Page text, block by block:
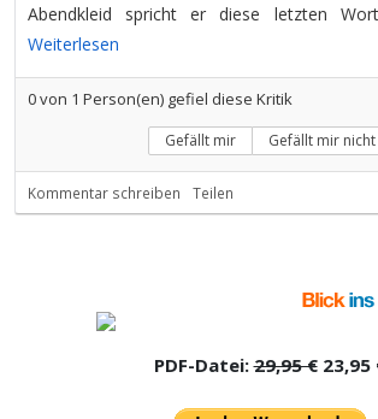
Abendkleid spricht er diese letzten
Weiterlesen
0von 1 Person(en) gefiel diese Kritik
Gefällt mir Gefällt mir nicht
Kommentar schreiben Teilen
PDF-Datei:29,95 €23,95